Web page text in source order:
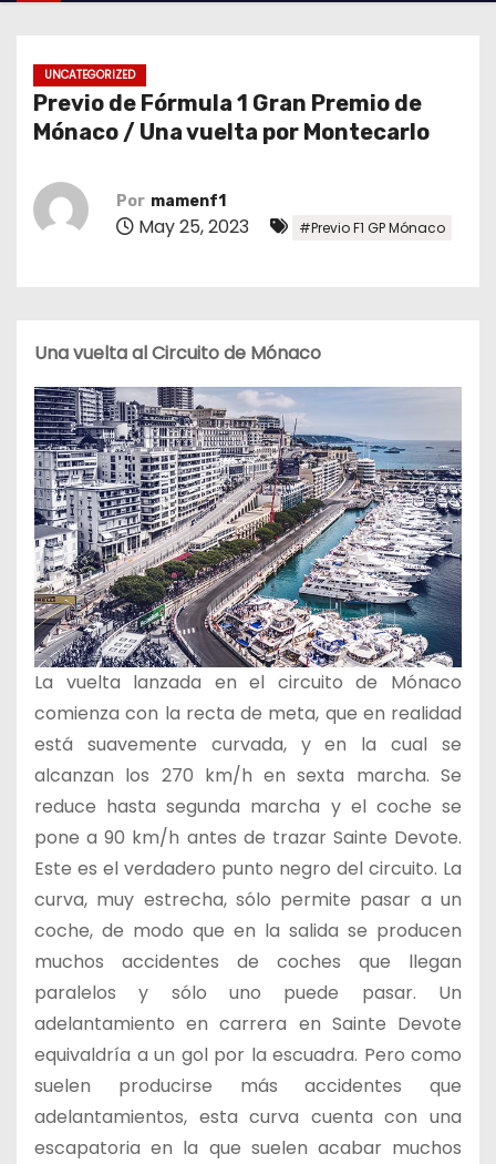
UNCATEGORIZED
Previo de Fórmula 1 Gran Premio de
Mónaco / Una vuelta por Montecarlo
Por mamenf1
May 25, 2023 #Previo F1 GP Mónaco
Una vuelta al Circuito de Mónaco
La vuelta lanzada en el circuito de Mónaco
comienza con la recta de meta, que en realidad
está suavemente curvada, y en la cual se
alcanzan los 270 km/h en sexta marcha. Se
reduce hasta segunda marcha y el coche se
pone a 90 km/h antes de trazar Sainte Devote.
Este es el verdadero punto negro del circuito. La
curva, muy estrecha, sólo permite pasar a un
coche, de modo que en la salida se producen
muchos accidentes de coches que llegan
paralelos y sólo uno puede pasar. Un
adelantamiento en carrera en Sainte Devote
equivaldría a un gol por la escuadra. Pero como
suelen producirse más accidentes que
adelantamientos, esta curva cuenta con una
escapatoria en la que suelen acabar muchos